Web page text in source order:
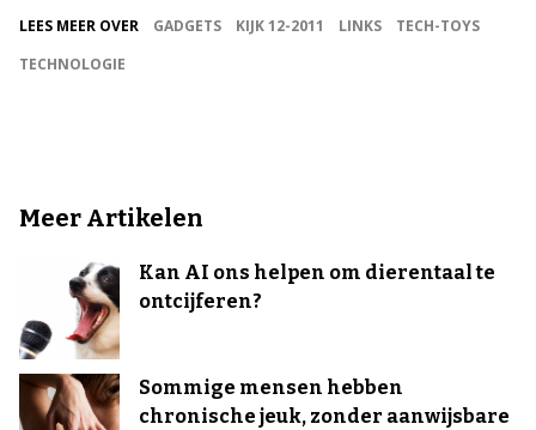
LEES MEER OVER GADGETS KIJK 12-2011 LINKS
TECH-TOYS
TECHNOLOGIE
Meer Artikelen
Kan AI ons helpen om dierentaal te
ontcijferen?
Sommige mensen hebben
chronische jeuk, zonder aanwijsbare